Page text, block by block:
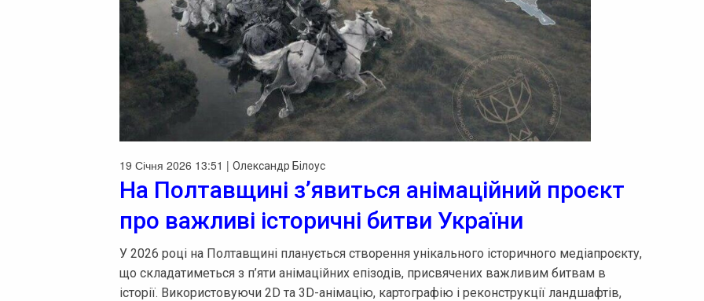
19 Січня 2026 13:51 | Олександр Білоус
На Полтавщині з’явиться анімаційний проєкт
про важливі історичні битви України
У 2026 році на Полтавщині планується створення унікального історичного медіапроєкту,
що складатиметься з п’яти анімаційних епізодів, присвячених важливим битвам в
історії. Використовуючи 2D та 3D-анімацію, картографію і реконструкції ландшафтів,